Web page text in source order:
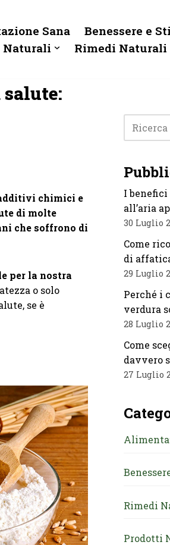
Sana
Benessere e
Naturali
Rimedi Naturali
chimici e
di molte
che soffrono di
per la nostra
o solo
se è
I
all’aria
30 Luglio
Come
di
29 Luglio
Perché i
verdura
28 Luglio
Come
davvero
27 Luglio
Rimedi
Prodotti